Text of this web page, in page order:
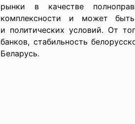
рынки в качестве
комплексности и может
и политических условий. От
банков, стабильность
Беларусь.